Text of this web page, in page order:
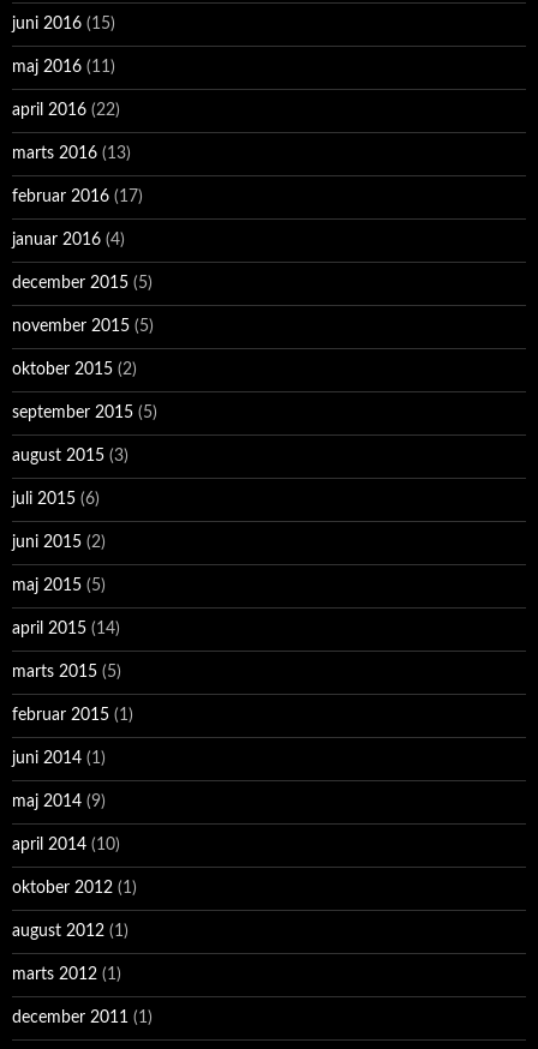
juni 2016 (15)
maj 2016 (11)
april 2016 (22)
marts 2016 (13)
februar 2016 (17)
januar 2016 (4)
december 2015 (5)
november 2015 (5)
oktober 2015 (2)
september 2015 (5)
august 2015 (3)
juli 2015 (6)
juni 2015 (2)
maj 2015 (5)
april 2015 (14)
marts 2015 (5)
februar 2015 (1)
juni 2014 (1)
maj 2014 (9)
april 2014 (10)
oktober 2012 (1)
august 2012 (1)
marts 2012 (1)
december 2011 (1)